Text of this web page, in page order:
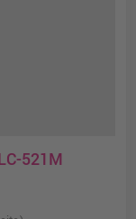
521M